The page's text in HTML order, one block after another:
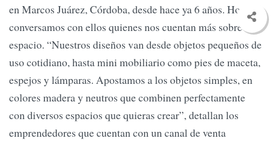
en Marcos Juárez, Córdoba, desde hace ya 6 años. Hoy
conversamos con ellos quienes nos cuentan más sobre su
espacio. “Nuestros diseños van desde objetos pequeños de
uso cotidiano, hasta mini mobiliario como pies de maceta,
espejos y lámparas. Apostamos a los objetos simples, en
colores madera y neutros que combinen perfectamente
con diversos espacios que quieras crear”, detallan los
emprendedores que cuentan con un canal de venta